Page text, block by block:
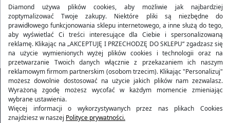
Wymogi linii lotniczych
Najczęściej zadawane pytania
Diamond używa plików cookies, aby możliwie jak najbardziej
zoptymalizować Twoje zakupy. Niektóre pliki są niezbędne do
prawidłowego funkcjonowania sklepu internetowego, a inne służą do tego,
aby wyświetlać Ci treści interesujące dla Ciebie i spersonalizowaną
reklamę. Klikając na „AKCEPTUJĘ I PRZECHODZĘ DO SKLEPU“ zgadzasz się
na użycie wymienionych wyżej plików cookies i technologii oraz na
przetwarzanie Twoich danych włącznie z przekazaniem ich naszym
reklamowym firmom partnerskim (osobom trzecim). Klikając "Personalizuj"
możesz dowolnie dostosować na użycie jakich plików nam zezwalasz.
Wyrażoną zgodę możesz wycofać w każdym momencie zmieniając
wybrane ustawienia.
Więcej informacji o wykorzystywanych przez nas plikach Cookies
znajdziesz w naszej Polityce prywatności.